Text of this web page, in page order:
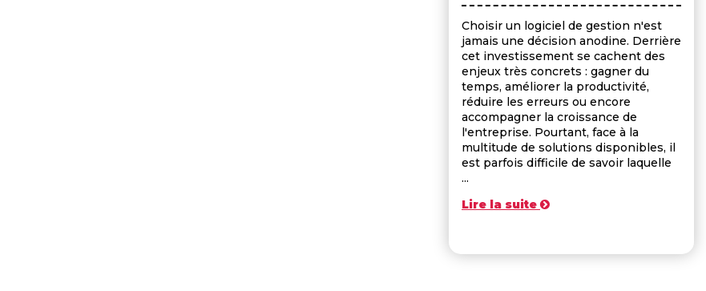
Choisir un logiciel de gestion n'est
jamais une décision anodine. Derrière
cet investissement se cachent des
enjeux très concrets : gagner du
temps, améliorer la productivité,
réduire les erreurs ou encore
accompagner la croissance de
l'entreprise. Pourtant, face à la
multitude de solutions disponibles, il
est parfois difficile de savoir laquelle
...
Lire la suite